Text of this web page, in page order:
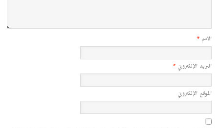
الاسم *
البريد الإلكتروني *
الموقع الإلكتروني